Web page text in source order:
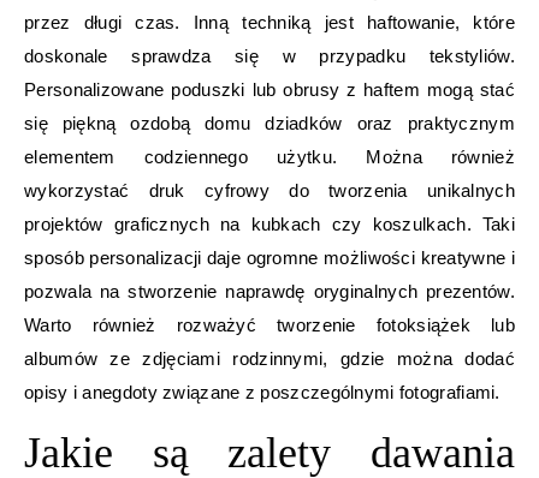
przez długi czas. Inną techniką jest haftowanie, które
doskonale sprawdza się w przypadku tekstyliów.
Personalizowane poduszki lub obrusy z haftem mogą stać
się piękną ozdobą domu dziadków oraz praktycznym
elementem codziennego użytku. Można również
wykorzystać druk cyfrowy do tworzenia unikalnych
projektów graficznych na kubkach czy koszulkach. Taki
sposób personalizacji daje ogromne możliwości kreatywne i
pozwala na stworzenie naprawdę oryginalnych prezentów.
Warto również rozważyć tworzenie fotoksiążek lub
albumów ze zdjęciami rodzinnymi, gdzie można dodać
opisy i anegdoty związane z poszczególnymi fotografiami.
Jakie są zalety dawania